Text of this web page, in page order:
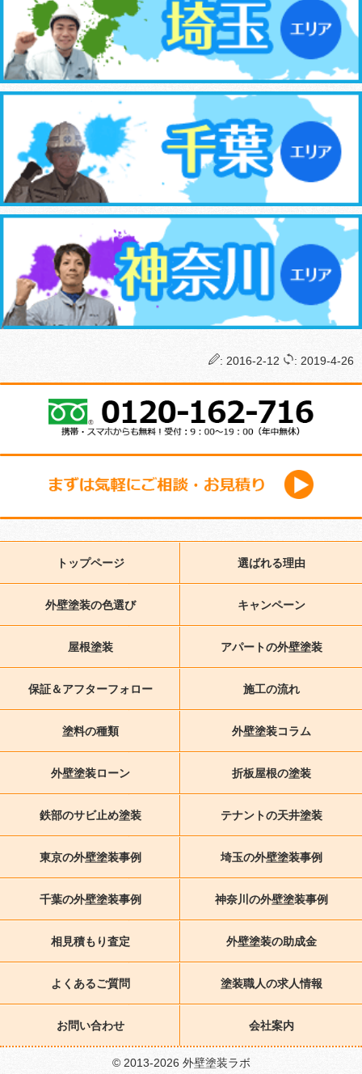
: 2016-2-12 : 2019-4-26
トップページ 選ばれる理由
外壁塗装の色選び キャンペーン
屋根塗装 アパートの外壁塗装
保証＆アフターフォロー 施工の流れ
塗料の種類 外壁塗装コラム
外壁塗装ローン 折板屋根の塗装
鉄部のサビ止め塗装 テナントの天井塗装
東京の外壁塗装事例 埼玉の外壁塗装事例
千葉の外壁塗装事例 神奈川の外壁塗装事例
相見積もり査定 外壁塗装の助成金
よくあるご質問 塗装職人の求人情報
お問い合わせ 会社案内
© 2013-2026 外壁塗装ラボ